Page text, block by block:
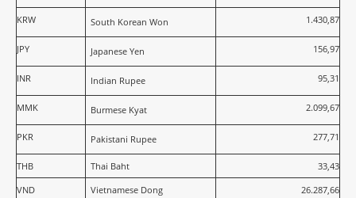
KRW South Korean Won 1.430,87
JPY Japanese Yen 156,97
INR Indian Rupee 95,31
MMK Burmese Kyat 2.099,67
PKR Pakistani Rupee 277,71
THB Thai Baht
33,43
VND
Vietnamese Dong 26.287,66